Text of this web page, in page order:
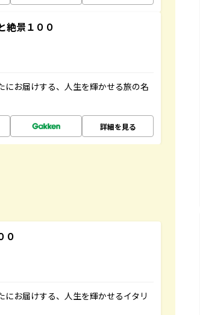
絶景１００
お届けする、人生を輝かせる旅の名
詳細を見る
０
お届けする、人生を輝かせるイタリ